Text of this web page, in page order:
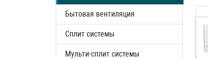
Бытовая вентиляция
Сплит системы
Мульти-сплит системы